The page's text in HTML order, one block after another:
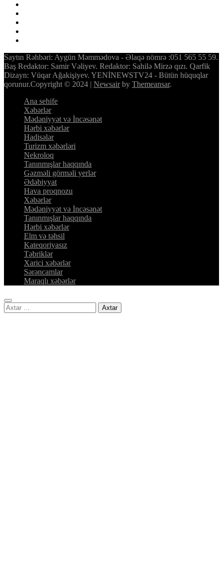
Saytın Rəhbəri: Aygün Məmmədova - Əlaqə nömrə :051 565 55 59.
Baş Redaktor: Samir Vəliyev. Redaktor: Sahilə Mirzə qızı. Qarfik
Dizayn: Vüqar Ağakişiyev. YENİNEWSTV24 - Bütün hüquqlar
qorunur.Copyright © 2024 | Newsairby Themeansar.
Ana sehife
Xəbərlər
Mədəniyyət və İncəsənət
Hərbi xəbərlər
Hadisələr
Turizm xəbərləri
Nekroloq
Tanınmışlar haqqında
Gəzməli görməli yerlər
Ədəbiyyat
Hava proqnozu
Xəbərlər
Mədəniyyət və İncəsənət
Tanınmışlar haqqında
Hərbi xəbərlər
Elm və təhsil
Kateqoriyasız
Təbriklər
Xarici xəbərlər
Sərəncamlar
Maraqlı xəbərlər
Axtarış: